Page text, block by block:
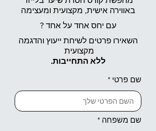
באווירה אישית, מקצועית ומעצימה
עם יחס אחד על אחד ?
השאירו פרטים לשיחת ייעוץ והדגמה
מקצועית
ללא התחייבות.
שם פרטי
שם משפחה